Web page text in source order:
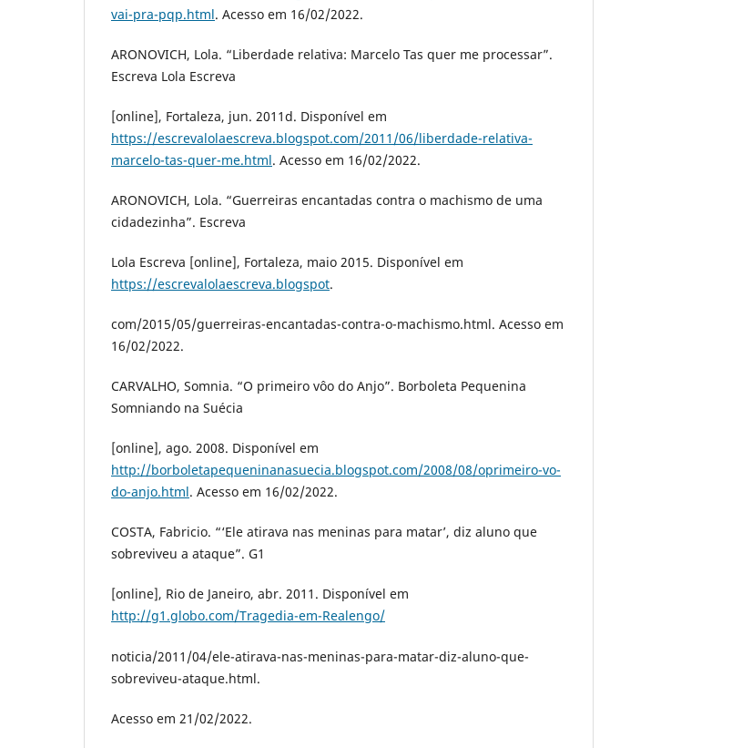
vai-pra-pqp.html. Acesso em 16/02/2022.
ARONOVICH, Lola. “Liberdade relativa: Marcelo Tas quer me processar”.
Escreva Lola Escreva
[online], Fortaleza, jun. 2011d. Disponível em
https://escrevalolaescreva.blogspot.com/2011/06/liberdade-relativa-
marcelo-tas-quer-me.html. Acesso em 16/02/2022.
ARONOVICH, Lola. “Guerreiras encantadas contra o machismo de uma
cidadezinha”. Escreva
Lola Escreva [online], Fortaleza, maio 2015. Disponível em
https://escrevalolaescreva.blogspot.
com/2015/05/guerreiras-encantadas-contra-o-machismo.html. Acesso em
16/02/2022.
CARVALHO, Somnia. “O primeiro vôo do Anjo”. Borboleta Pequenina
Somniando na Suécia
[online], ago. 2008. Disponível em
http://borboletapequeninanasuecia.blogspot.com/2008/08/oprimeiro-vo-
do-anjo.html. Acesso em 16/02/2022.
COSTA, Fabricio. “‘Ele atirava nas meninas para matar’, diz aluno que
sobreviveu a ataque”. G1
[online], Rio de Janeiro, abr. 2011. Disponível em
http://g1.globo.com/Tragedia-em-Realengo/
noticia/2011/04/ele-atirava-nas-meninas-para-matar-diz-aluno-que-
sobreviveu-ataque.html.
Acesso em 21/02/2022.